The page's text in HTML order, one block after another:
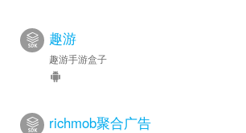
趣游
趣游手游盒子
richmob聚合广告